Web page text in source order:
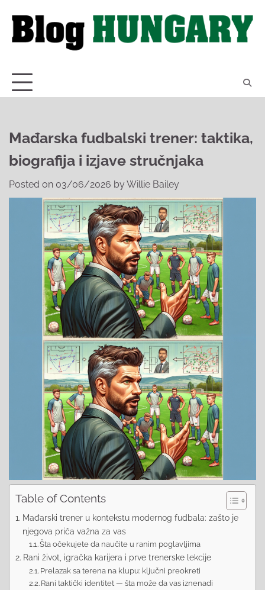
content
Mađarska fudbalski trener: taktika,
biografija i izjave stručnjaka
Posted on 03/06/2026 byWillie Bailey
Table of Contents
Mađarski trener u kontekstu modernog fudbala: zašto je
njegova priča važna za vas
Šta očekujete da naučite u ranim poglavljima
Rani život, igračka karijera i prve trenerske lekcije
Prelazak sa terena na klupu: ključni preokreti
Rani taktički identitet — šta može da vas iznenadi